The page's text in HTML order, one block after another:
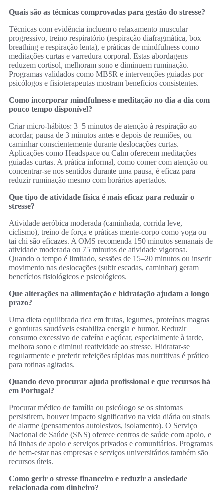
Quais são as técnicas comprovadas para gestão do stresse?
Técnicas com evidência incluem o relaxamento muscular
progressivo, treino respiratório (respiração diafragmática, box
breathing e respiração lenta), e práticas de mindfulness como
meditações curtas e varredura corporal. Estas abordagens
reduzem cortisol, melhoram sono e diminuem ruminação.
Programas validados como MBSR e intervenções guiadas por
psicólogos e fisioterapeutas mostram benefícios consistentes.
Como incorporar mindfulness e meditação no dia a dia com
pouco tempo disponível?
Criar micro‑hábitos: 3–5 minutos de atenção à respiração ao
acordar, pausa de 3 minutos antes e depois de reuniões, ou
caminhar conscientemente durante deslocações curtas.
Aplicações como Headspace ou Calm oferecem meditações
guiadas curtas. A prática informal, como comer com atenção ou
concentrar‑se nos sentidos durante uma pausa, é eficaz para
reduzir ruminação mesmo com horários apertados.
Que tipo de atividade física é mais eficaz para reduzir o
stresse?
Atividade aeróbica moderada (caminhada, corrida leve,
ciclismo), treino de força e práticas mente‑corpo como yoga ou
tai chi são eficazes. A OMS recomenda 150 minutos semanais de
atividade moderada ou 75 minutos de atividade vigorosa.
Quando o tempo é limitado, sessões de 15–20 minutos ou inserir
movimento nas deslocações (subir escadas, caminhar) geram
benefícios fisiológicos e psicológicos.
Que alterações na alimentação e hidratação ajudam a longo
prazo?
Uma dieta equilibrada rica em frutas, legumes, proteínas magras
e gorduras saudáveis estabiliza energia e humor. Reduzir
consumo excessivo de cafeína e açúcar, especialmente à tarde,
melhora sono e diminui reatividade ao stresse. Hidratar‑se
regularmente e preferir refeições rápidas mas nutritivas é prático
para rotinas agitadas.
Quando devo procurar ajuda profissional e que recursos há
em Portugal?
Procurar médico de família ou psicólogo se os sintomas
persistirem, houver impacto significativo na vida diária ou sinais
de alarme (pensamentos autolesivos, isolamento). O Serviço
Nacional de Saúde (SNS) oferece centros de saúde com apoio, e
há linhas de apoio e serviços privados e comunitários. Programas
de bem‑estar nas empresas e serviços universitários também são
recursos úteis.
Como gerir o stresse financeiro e reduzir a ansiedade
relacionada com dinheiro?